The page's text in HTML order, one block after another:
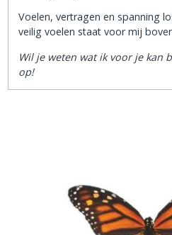
Voelen, vertragen en spanning
veilig voelen staat voor mij
Wil je weten wat ik voor je kan
op!